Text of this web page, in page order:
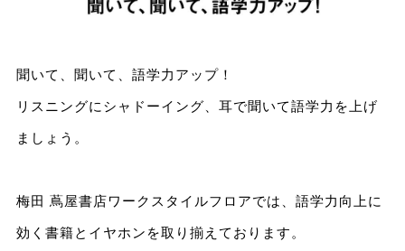
聞いて、聞いて、語学力アップ！
リスニングにシャドーイング、耳で聞いて語学力を上げ
ましょう。
梅田 蔦屋書店ワークスタイルフロアでは、語学力向上に
効く書籍とイヤホンを取り揃えております。